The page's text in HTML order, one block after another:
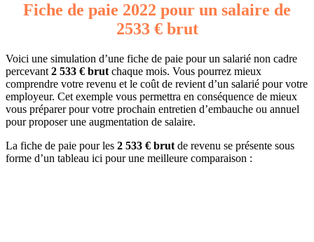
Fiche de paie 2022 pour un salaire de
2533 € brut
Voici une simulation d’une fiche de paie pour un salarié non cadre
percevant 2 533 € brut chaque mois. Vous pourrez mieux
comprendre votre revenu et le coût de revient d’un salarié pour votre
employeur. Cet exemple vous permettra en conséquence de mieux
vous préparer pour votre prochain entretien d’embauche ou annuel
pour proposer une augmentation de salaire.
La fiche de paie pour les 2 533 € brut de revenu se présente sous
forme d’un tableau ici pour une meilleure comparaison :